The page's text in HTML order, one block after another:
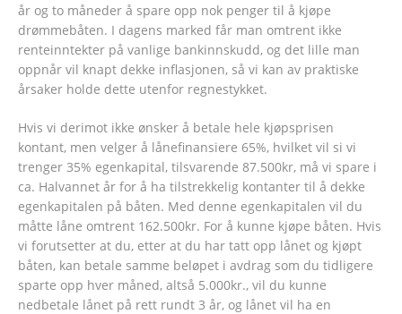
år og to måneder å spare opp nok penger til å kjøpe
drømmebåten. I dagens marked får man omtrent ikke
renteinntekter på vanlige bankinnskudd, og det lille man
oppnår vil knapt dekke inflasjonen, så vi kan av praktiske
årsaker holde dette utenfor regnestykket.
Hvis vi derimot ikke ønsker å betale hele kjøpsprisen
kontant, men velger å lånefinansiere 65%, hvilket vil si vi
trenger 35% egenkapital, tilsvarende 87.500kr, må vi spare i
ca. Halvannet år for å ha tilstrekkelig kontanter til å dekke
egenkapitalen på båten. Med denne egenkapitalen vil du
måtte låne omtrent 162.500kr. For å kunne kjøpe båten. Hvis
vi forutsetter at du, etter at du har tatt opp lånet og kjøpt
båten, kan betale samme beløpet i avdrag som du tidligere
sparte opp hver måned, altså 5.000kr., vil du kunne
nedbetale lånet på rett rundt 3 år, og lånet vil ha en